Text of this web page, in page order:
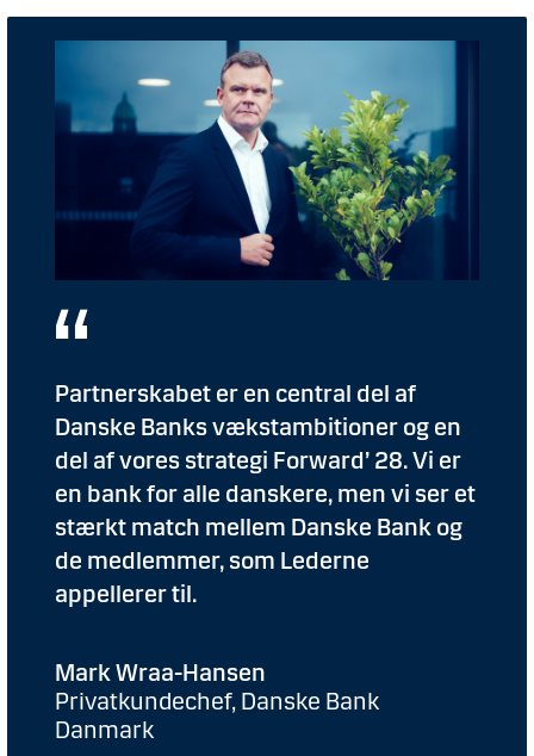
Partnerskabet er en central del af
Danske Banks vækstambitioner og en
del af vores strategi Forward’ 28. Vi er
en bank for alle danskere, men vi ser et
stærkt match mellem Danske Bank og
de medlemmer, som Lederne
appellerer til.
Mark Wraa-Hansen
Privatkundechef, Danske Bank
Danmark